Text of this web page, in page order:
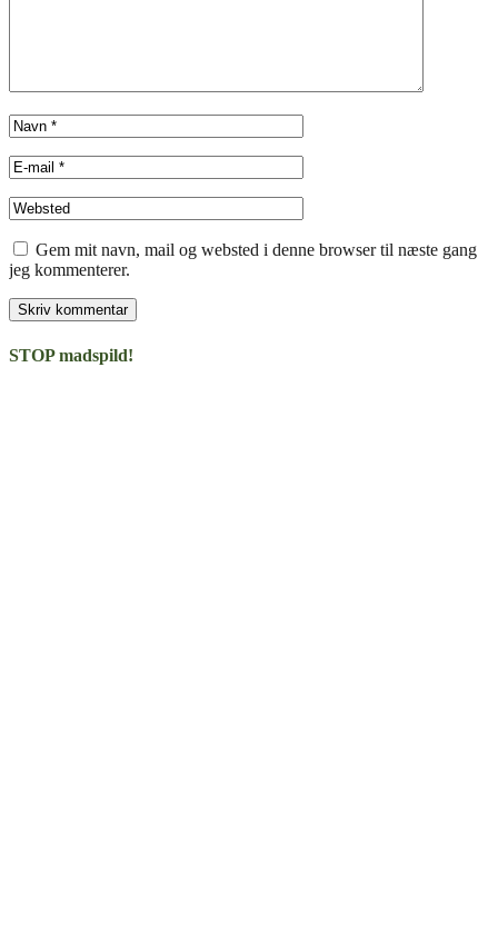
Gem mit navn, mail og websted i denne browser til næste gang
jeg kommenterer.
STOP madspild!